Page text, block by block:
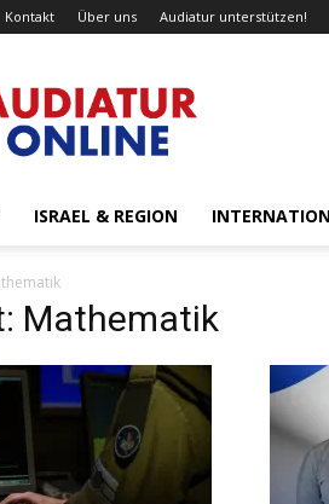
Kontakt Über uns Audiatur unterstützen!
Online
ISRAEL & REGION
Mathematik